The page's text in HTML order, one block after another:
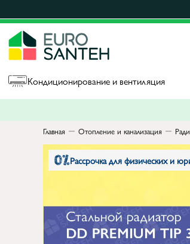
Кондиционирование и вентиляция
Главная Отопление и канализация
Рассрочка для физических и